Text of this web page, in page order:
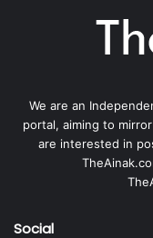
We are an
portal, aiming to
are interested in
Social